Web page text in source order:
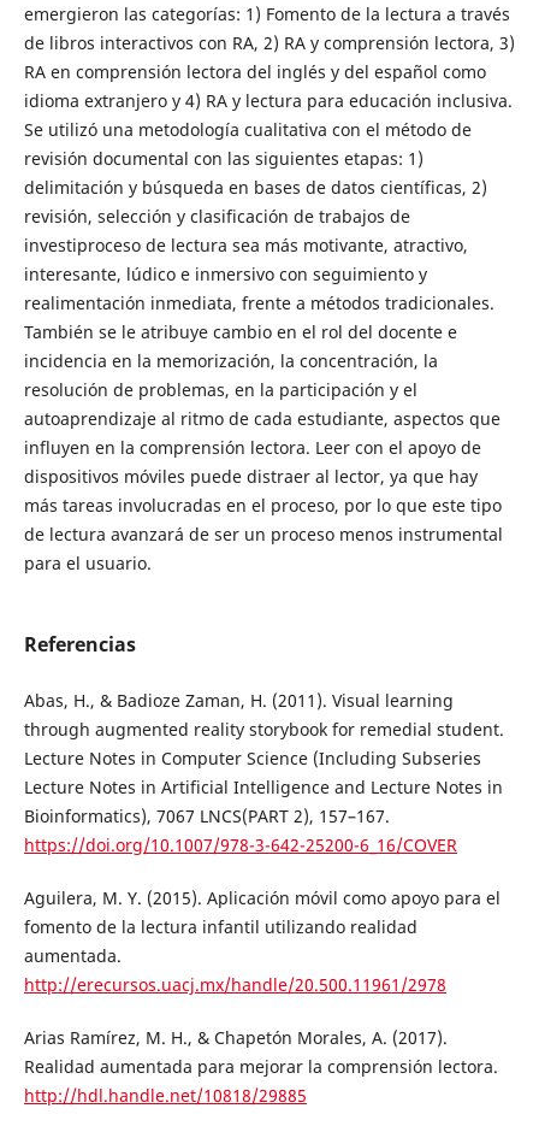
emergieron las categorías: 1) Fomento de la lectura a través
de libros interactivos con RA, 2) RA y comprensión lectora, 3)
RA en comprensión lectora del inglés y del español como
idioma extranjero y 4) RA y lectura para educación inclusiva.
Se utilizó una metodología cualitativa con el método de
revisión documental con las siguientes etapas: 1)
delimitación y búsqueda en bases de datos científicas, 2)
revisión, selección y clasificación de trabajos de
investiproceso de lectura sea más motivante, atractivo,
interesante, lúdico e inmersivo con seguimiento y
realimentación inmediata, frente a métodos tradicionales.
También se le atribuye cambio en el rol del docente e
incidencia en la memorización, la concentración, la
resolución de problemas, en la participación y el
autoaprendizaje al ritmo de cada estudiante, aspectos que
influyen en la comprensión lectora. Leer con el apoyo de
dispositivos móviles puede distraer al lector, ya que hay
más tareas involucradas en el proceso, por lo que este tipo
de lectura avanzará de ser un proceso menos instrumental
para el usuario.
Referencias
Abas, H., & Badioze Zaman, H. (2011). Visual learning
through augmented reality storybook for remedial student.
Lecture Notes in Computer Science (Including Subseries
Lecture Notes in Artificial Intelligence and Lecture Notes in
Bioinformatics), 7067 LNCS(PART 2), 157–167.
https://doi.org/10.1007/978-3-642-25200-6_16/COVER
Aguilera, M. Y. (2015). Aplicación móvil como apoyo para el
fomento de la lectura infantil utilizando realidad
aumentada.
http://erecursos.uacj.mx/handle/20.500.11961/2978
Arias Ramírez, M. H., & Chapetón Morales, A. (2017).
Realidad aumentada para mejorar la comprensión lectora.
http://hdl.handle.net/10818/29885